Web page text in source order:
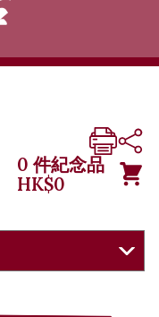
0 件紀念品
HK$0